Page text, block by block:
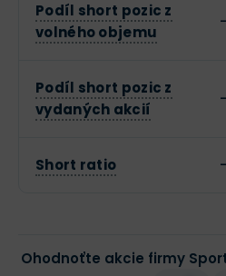
Podíl short pozic z
volného objemu
Podíl short pozic z
vydaných akcií
Short ratio
Ohodnoťte akcie firmy